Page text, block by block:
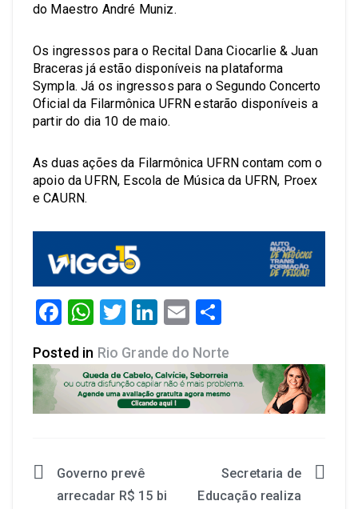
do Maestro André Muniz.
Os ingressos para o Recital Dana Ciocarlie & Juan
Braceras já estão disponíveis na plataforma
Sympla. Já os ingressos para o Segundo Concerto
Oficial da Filarmônica UFRN estarão disponíveis a
partir do dia 10 de maio.
As duas ações da Filarmônica UFRN contam com o
apoio da UFRN, Escola de Música da UFRN, Proex
e CAURN.
Facebook
WhatsApp
Twitter
LinkedIn
Email
Posted in Rio Grande do Norte
Governo prevê
arrecadar R$ 15 bi
Secretaria de
Educação realiza